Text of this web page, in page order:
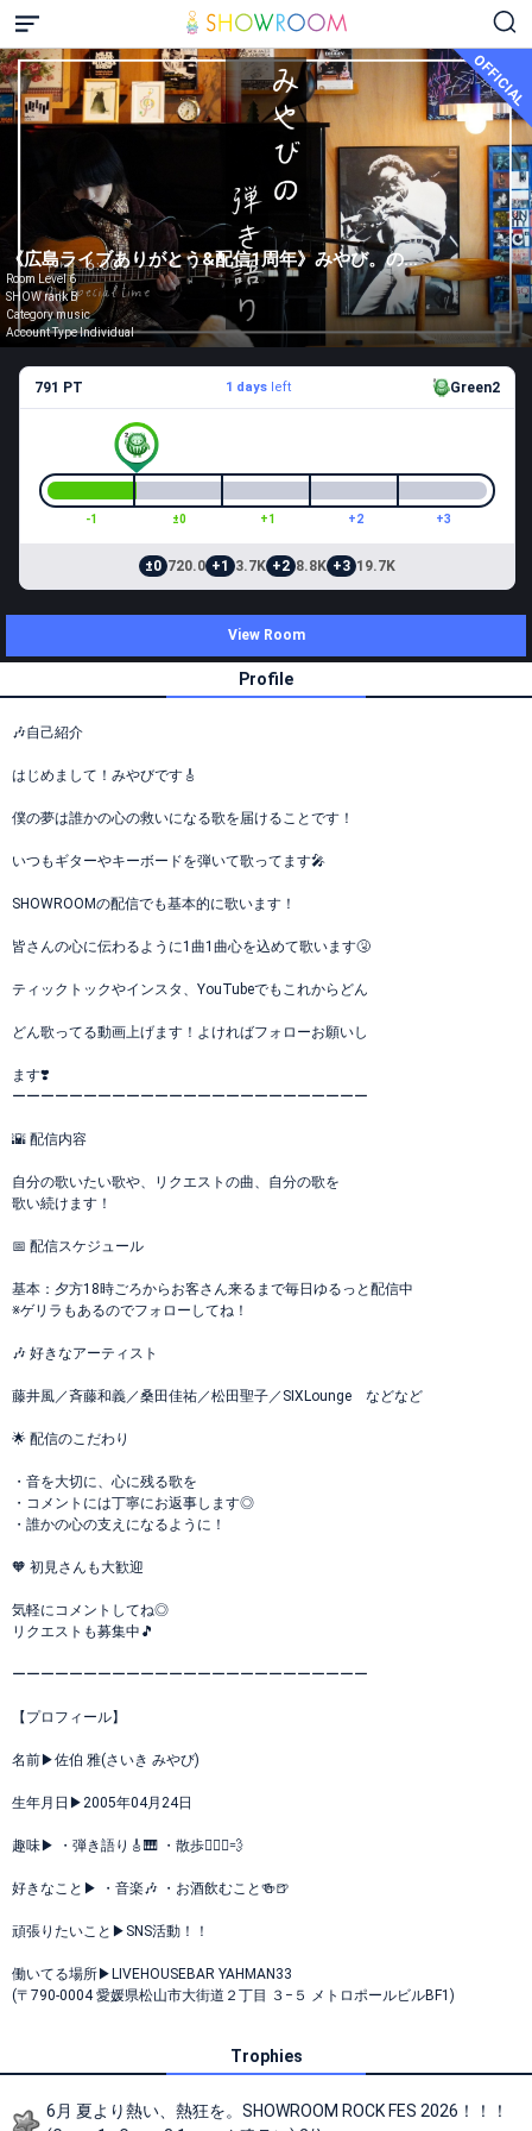
OFFICIAL
《広島ライブありがとう&配信1周年》みやび。の弾き語りるーむ
Room Level 6
SHOW rank B
Category music
Account Type Individual
791 PT 1 daysleft Green2
-1 ±0 +1 +2 +3
±0 720.0 +1 3.7K +2 8.8K +3 19.7K
View Room
Profile
🎶自己紹介
はじめまして！みやびです🎸
僕の夢は誰かの心の救いになる歌を届けることです！
いつもギターやキーボードを弾いて歌ってます🎤
SHOWROOMの配信でも基本的に歌います！
皆さんの心に伝わるように1曲1曲心を込めて歌います🤧
ティックトックやインスタ、YouTubeでもこれからどん
どん歌ってる動画上げます！よければフォローお願いし
ます❣️
ーーーーーーーーーーーーーーーーーーーーーーーーー
🌇 配信内容
自分の歌いたい歌や、リクエストの曲、自分の歌を
歌い続けます！
📅 配信スケジュール
基本：夕方18時ごろからお客さん来るまで毎日ゆるっと配信中
※ゲリラもあるのでフォローしてね！
🎶 好きなアーティスト
藤井風／斉藤和義／桑田佳祐／松田聖子／SIXLounge などなど
🌟 配信のこだわり
・音を大切に、心に残る歌を
・コメントには丁寧にお返事します◎
・誰かの心の支えになるように！
🧡 初見さんも大歓迎
気軽にコメントしてね◎
リクエストも募集中🎵
ーーーーーーーーーーーーーーーーーーーーーーーーー
【プロフィール】
名前▶︎佐伯 雅(さいき みやび)
生年月日▶︎2005年04月24日
趣味▶︎ ・弾き語り🎸🎹 ・散歩🚶🏽‍♂️💨
好きなこと▶︎ ・音楽🎶 ・お酒飲むこと🍻🍺
頑張りたいこと▶︎SNS活動！！
働いてる場所▶︎LIVEHOUSEBAR YAHMAN33
(〒790-0004 愛媛県松山市大街道２丁目 ３−５ メトロポールビルBF1)
Trophies
6月 夏より熱い、熱狂を。SHOWROOM ROCK FES 2026！！！